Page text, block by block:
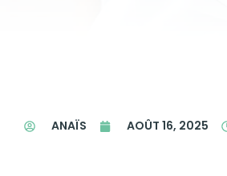
ANAÏS AOÛT 16, 2025